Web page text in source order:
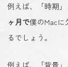
例えば、「時期
ヶ月で僕のMacに
るでしょう。
例えば、「背景